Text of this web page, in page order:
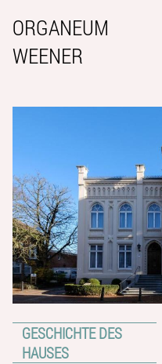
ORGANEUM
WEENER
GESCHICHTE DES
HAUSES